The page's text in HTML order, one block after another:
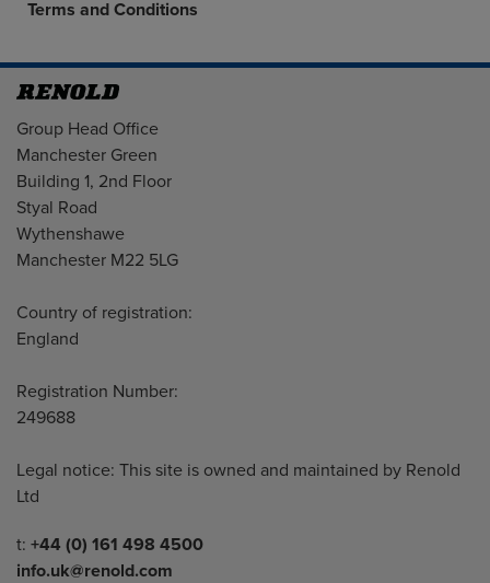
Terms and Conditions
Address
Group Head Office
Manchester Green
Building 1, 2nd Floor
Styal Road
Wythenshawe
Manchester M22 5LG
Country of registration:
England
Registration Number:
249688
Legal notice: This site is owned and maintained by Renold
Ltd
Telephone/Fax
t: +44 (0) 161 498 4500
info.uk@renold.com